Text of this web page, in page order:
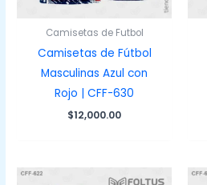
Camisetas de Futbol
Camisetas de Fútbol
Masculinas Azul con
Rojo | CFF-630
$12,000.00